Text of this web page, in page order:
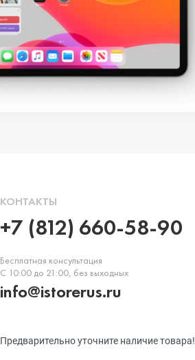
КОНТАКТЫ
+7 (812) 660-58-90
Бесплатная консультация
С 10:00 до 21:00, без выходных
info@istorerus.ru
Предварительно уточните наличие товара!